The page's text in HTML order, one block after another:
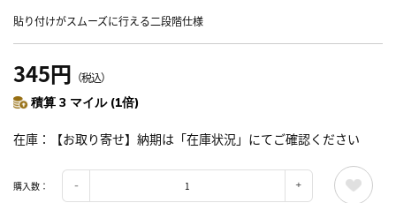
貼り付けがスムーズに行える二段階仕様
345円 （税込）
積算 3 マイル (1倍)
在庫 【お取り寄せ】納期は「在庫状況」にてご確認ください
購入数：